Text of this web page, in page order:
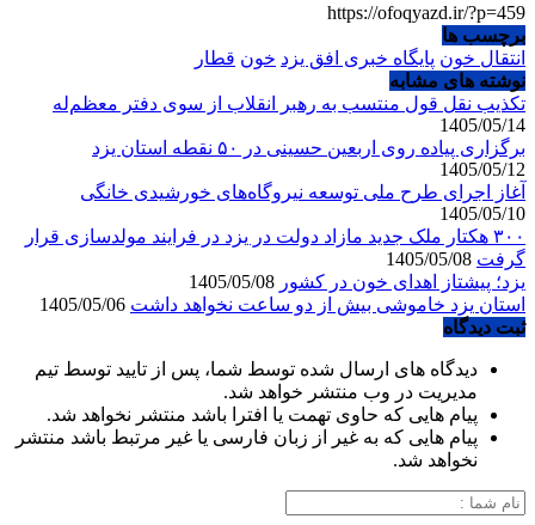
https://ofoqyazd.ir/?p=459
برچسب ها
انتقال خون پایگاه خبری افق یزد خون قطار
نوشته های مشابه
تکذیب نقل قول منتسب به رهبر انقلاب از سوی دفتر معظم‌له
1405/05/14
برگزاری پیاده روی اربعین حسینی در ۵۰ نقطه استان یزد
1405/05/12
آغاز اجرای طرح ملی توسعه نیروگاه‌های خورشیدی خانگی
1405/05/10
۳۰۰ هکتار ملک جدید مازاد دولت در یزد در فرایند مولدسازی قرار
گرفت
یزد؛ پیشتاز اهدای خون در کشور
استان یزد خاموشی بیش از دو ساعت نخواهد داشت
ثبت دیدگاه
دیدگاه های ارسال شده توسط شما، پس از تایید توسط تیم
مدیریت در وب منتشر خواهد شد.
پیام هایی که حاوی تهمت یا افترا باشد منتشر نخواهد شد.
پیام هایی که به غیر از زبان فارسی یا غیر مرتبط باشد منتشر
نخواهد شد.